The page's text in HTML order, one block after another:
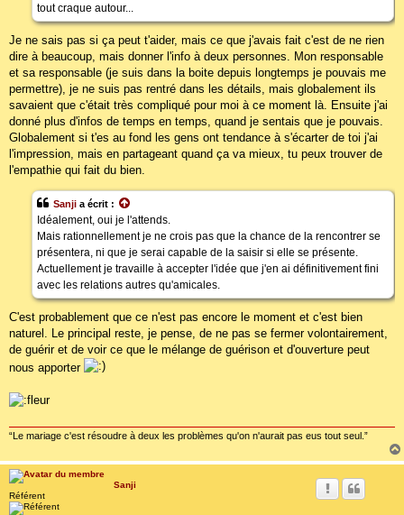
tout craque autour...
Je ne sais pas si ça peut t'aider, mais ce que j'avais fait c'est de ne rien
dire à beaucoup, mais donner l'info à deux personnes. Mon responsable
et sa responsable (je suis dans la boite depuis longtemps je pouvais me
permettre), je ne suis pas rentré dans les détails, mais globalement ils
savaient que c'était très compliqué pour moi à ce moment là. Ensuite j'ai
donné plus d'infos de temps en temps, quand je sentais que je pouvais.
Globalement si t'es au fond les gens ont tendance à s'écarter de toi j'ai
l'impression, mais en partageant quand ça va mieux, tu peux trouver de
l'empathie qui fait du bien.
Sanji a écrit :
Idéalement, oui je l'attends.
Mais rationnellement je ne crois pas que la chance de la rencontrer se
présentera, ni que je serai capable de la saisir si elle se présente.
Actuellement je travaille à accepter l'idée que j'en ai définitivement fini
avec les relations autres qu'amicales.
C'est probablement que ce n'est pas encore le moment et c'est bien
naturel. Le principal reste, je pense, de ne pas se fermer volontairement,
de guérir et de voir ce que le mélange de guérison et d'ouverture peut
nous apporter
“Le mariage c'est résoudre à deux les problèmes qu'on n'aurait pas eus tout seul.”
Sanji
Référent